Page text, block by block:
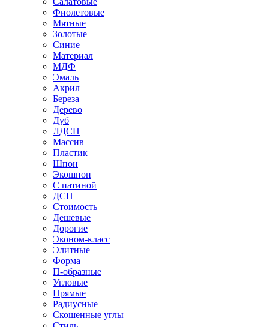
Фиолетовые
Мятные
Золотые
Синие
Материал
МДФ
Эмаль
Акрил
Береза
Дерево
Дуб
ЛДСП
Массив
Пластик
Шпон
Экошпон
С патиной
ДСП
Стоимость
Дешевые
Дорогие
Эконом-класс
Элитные
Форма
П-образные
Угловые
Прямые
Радиусные
Скошенные углы